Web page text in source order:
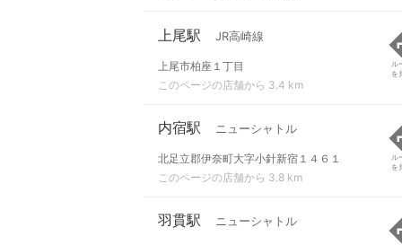
上尾駅 JR高崎線
上尾市柏座１丁目
このページの店舗から 3.4 km
ル
を
内宿駅 ニューシャトル
北足立郡伊奈町大字小針新宿１４６１
このページの店舗から 3.8 km
ル
を
羽貫駅 ニューシャトル